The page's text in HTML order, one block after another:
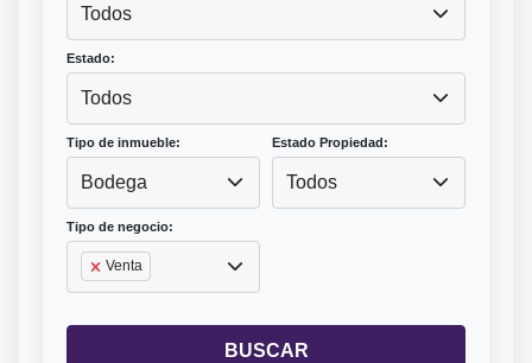
Todos
Estado:
Todos
Tipo de inmueble:
Bodega
Estado Propiedad:
Todos
Tipo de negocio:
Venta
BUSCAR